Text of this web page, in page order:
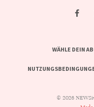
WÄHLE DEIN
© 2026